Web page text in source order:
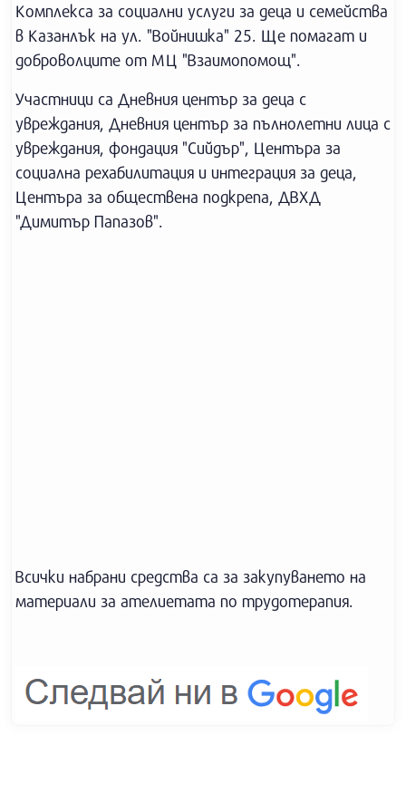
Комплекса за социални услуги за деца и семейства
в Казанлък на ул. "Войнишка" 25. Ще помагат и
доброволците от МЦ "Взаимопомощ".
Участници са Дневния център за деца с
увреждания, Дневния център за пълнолетни лица с
увреждания, фондация "Сийдър", Центъра за
социална рехабилитация и интеграция за деца,
Центъра за обществена подкрепа, ДВХД
"Димитър Папазов".
Всички набрани средства са за закупуването на
материали за ателиетата по трудотерапия.